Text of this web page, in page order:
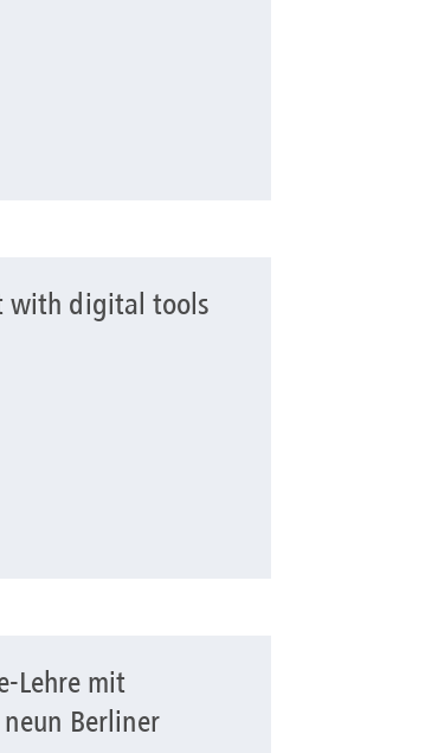
with digital tools
Partnern von neun Berliner Hochschulen
Lehre mit
Berliner